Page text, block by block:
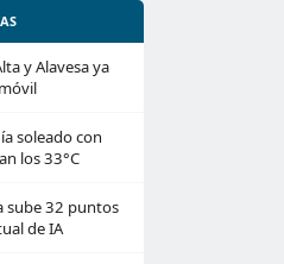
y Alavesa ya
soleado con
los 33°C
sube 32 puntos
de IA